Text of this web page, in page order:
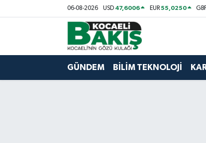
06-08-2026 USD 47,6006 EUR55,0250
GÜNDEM BİLİM TEKNOLOJİ
Kocaeli Nöbetçi Eczaneler
Kocaeli Hava Durumu